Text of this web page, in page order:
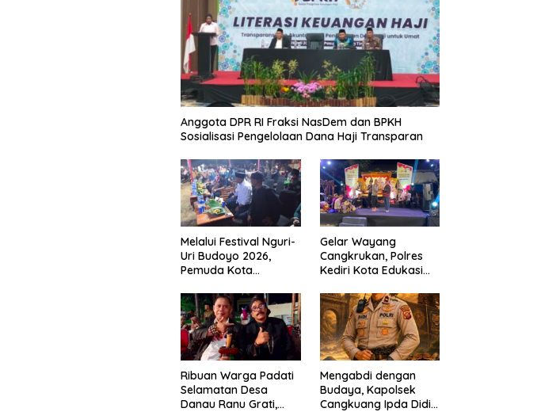
Anggota DPR RI Fraksi NasDem dan BPKH
Sosialisasi Pengelolaan Dana Haji Transparan
Melalui Festival Nguri-
Uri Budoyo 2026,
Pemuda Kota
Karakter Kebudayaan
dan Bebas Narkoba
Gelar Wayang
Cangkrukan, Polres
Kediri Kota Edukasi
Seni Budaya
Ribuan Warga Padati
Selamatan Desa
Danau Ranu Grati,
Mengabdi dengan
Budaya, Kapolsek
Cangkuang Ipda Didi